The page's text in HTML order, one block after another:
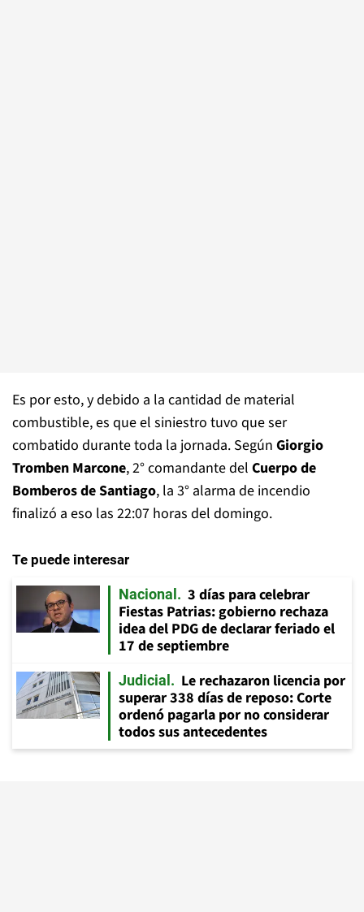
Es por esto, y debido a la cantidad de material
combustible, es que el siniestro tuvo que ser
combatido durante toda la jornada. Según Giorgio
Tromben Marcone, 2° comandante del Cuerpo de
Bomberos de Santiago, la 3° alarma de incendio
finalizó a eso las 22:07 horas del domingo.
Te puede interesar
Nacional
3 días para celebrar
Fiestas Patrias: gobierno rechaza
idea del PDG de declarar feriado el
17 de septiembre
Judicial
Le rechazaron licencia por
superar 338 días de reposo: Corte
ordenó pagarla por no considerar
todos sus antecedentes